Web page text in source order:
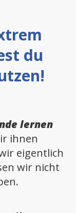
du
lernen
ihnen
eigentlich
wir nicht